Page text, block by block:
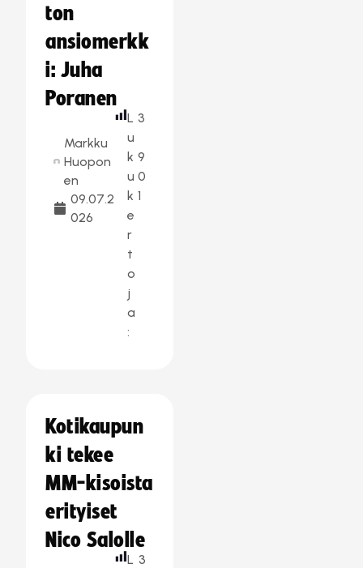
ton
ansiomerkk
i: Juha
Poranen
Markku
Huopon
en
09.07.2
026
L
u
k
u
k
e
r
t
o
j
a
:
3
9
0
1
Kotikaupun
ki tekee
MM-kisoista
erityiset
Nico Salolle
L 3